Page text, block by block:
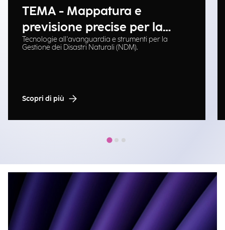
TEMA - Mappatura e
previsione precise per la
gestione delle emergenze
Tecnologie all'avanguardia e strumenti per la
Gestione dei Disastri Naturali (NDM).
Scopri di più